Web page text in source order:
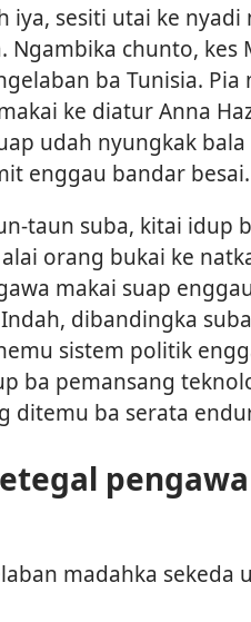
iya, sesiti utai ke nyadi
chunto, kes
ba Tunisia. Pia
ke diatur Anna
udah nyungkak
enggau bandar besai.
taun suba, kitai idup
orang bukai ke
makai suap
dibandingka
sistem politik
ba pemansang
ditemu ba serata
pengawa
madahka sekeda